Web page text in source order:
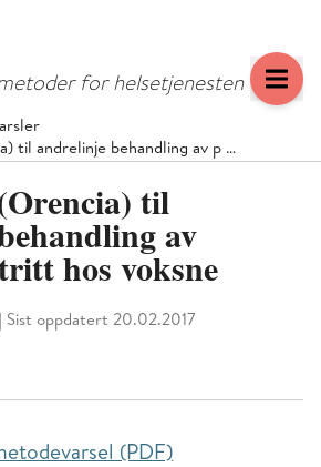
for helsetjenesten
til andrelinje behandling av p …
til
av
hos voksne
Sist oppdatert 20.02.2017
(PDF)